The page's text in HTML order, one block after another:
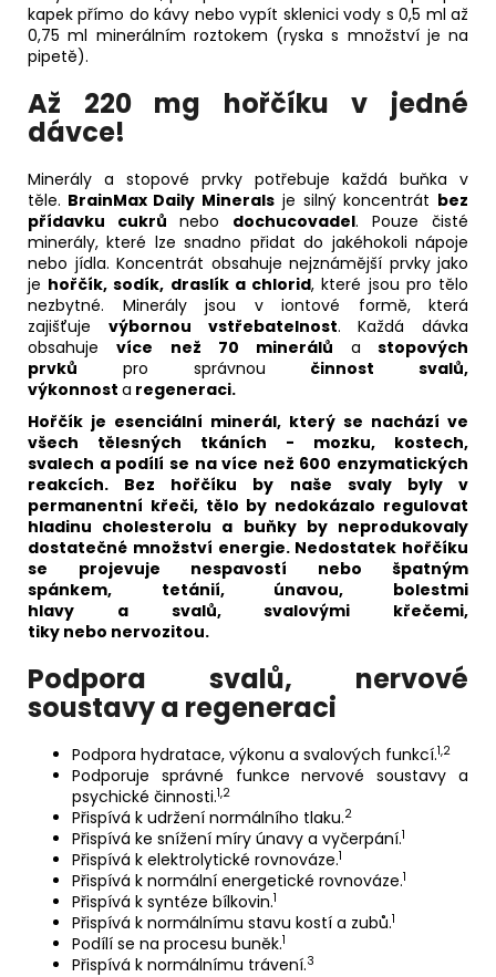
kapek přímo do kávy nebo vypít sklenici vody s 0,5 ml až
0,75 ml minerálním roztokem (ryska s množství je na
pipetě).
Až 220 mg hořčíku v jedné
dávce!
Minerály a stopové prvky potřebuje každá buňka v
těle. BrainMax Daily Minerals je silný koncentrát bez
přídavku cukrů
nebo dochucovadel. Pouze čisté
minerály, které lze snadno přidat do jakéhokoli nápoje
nebo jídla. Koncentrát obsahuje nejznámější prvky jako
je hořčík, sodík, draslík a chlorid, které jsou pro tělo
nezbytné. Minerály jsou v iontové formě, která
zajišťuje výbornou vstřebatelnost. Každá dávka
obsahujevíce než 70 minerálů a
stopových
prvků pro správnou činnost svalů,
výkonnost a regeneraci.
Hořčík je esenciální minerál, který se nachází ve
všech tělesných tkáních - mozku, kostech,
svalech a podílí se na více než 600 enzymatických
reakcích.
Bez hořčíku by naše svaly byly v
permanentní křeči, tělo by nedokázalo regulovat
hladinu cholesterolu a buňky by neprodukovaly
dostatečné množství energie. Nedostatek hořčíku
se projevuje nespavostí nebo špatným
spánkem, tetánií, únavou, bolestmi
hlavy a svalů,svalovými křečemi,
tiky nebo nervozitou.
Podpora svalů, nervové
soustavy a regeneraci
Podpora hydratace, výkonu a svalových funkcí.1,2
Podporuje správné funkce nervové soustavy a
psychické činnosti.1,2
Přispívá k udržení normálního tlaku.2
Přispívá ke snížení míry únavy a vyčerpání.1
Přispívá k elektrolytické rovnováze.1
Přispívá k normální energetické rovnováze.1
Přispívá k syntéze bílkovin.1
Přispívá k normálnímu stavu kostí a zubů.1
Podílí se na procesu buněk.1
Přispívá k normálnímu trávení.3